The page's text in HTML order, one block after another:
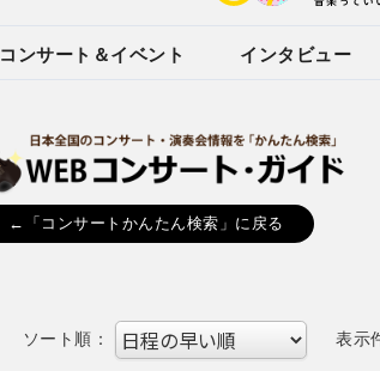
コンサート＆イベント インタビュー
←「コンサートかんたん検索」に戻る
ソート順： 表示